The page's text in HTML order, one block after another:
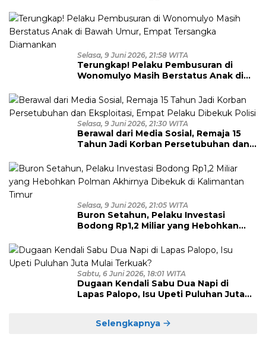
Selasa, 9 Juni 2026, 21:58 WITA
Terungkap! Pelaku Pembusuran di
Wonomulyo Masih Berstatus Anak di
Diamankan
Selasa, 9 Juni 2026, 21:30 WITA
Berawal dari Media Sosial, Remaja 15
Tahun Jadi Korban Persetubuhan dan
Polisi
Selasa, 9 Juni 2026, 21:05 WITA
Buron Setahun, Pelaku Investasi
Bodong Rp1,2 Miliar yang Hebohkan
Kalimantan Timur
Sabtu, 6 Juni 2026, 18:01 WITA
Dugaan Kendali Sabu Dua Napi di
Lapas Palopo, Isu Upeti Puluhan Juta
Selengkapnya